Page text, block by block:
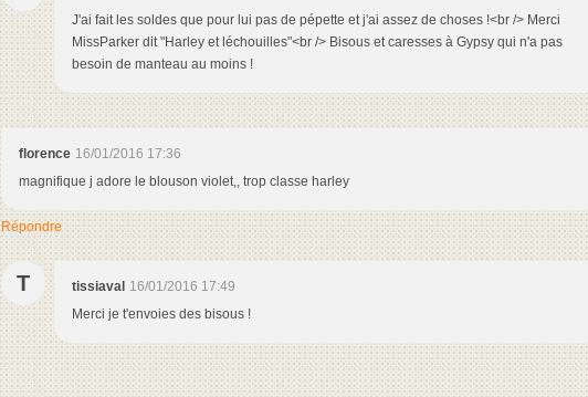
J'ai fait les soldes que pour lui pas de pépette et j'ai assez de choses !<br /> Merci
MissParker dit "Harley et léchouilles"<br /> Bisous et caresses à Gypsy qui n'a pas
besoin de manteau au moins !
florence 16/01/2016 17:36
magnifique j adore le blouson violet,, trop classe harley
Répondre
T tissiaval 16/01/2016 17:49
Merci je t'envoies des bisous !